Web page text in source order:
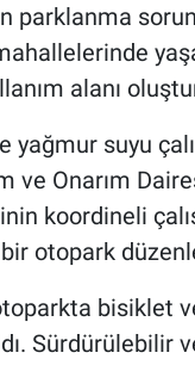
parklanma
alanı
yağmur suyu
ve Onarım
koordineli
otopark
bisiklet
Sürdürülebilir